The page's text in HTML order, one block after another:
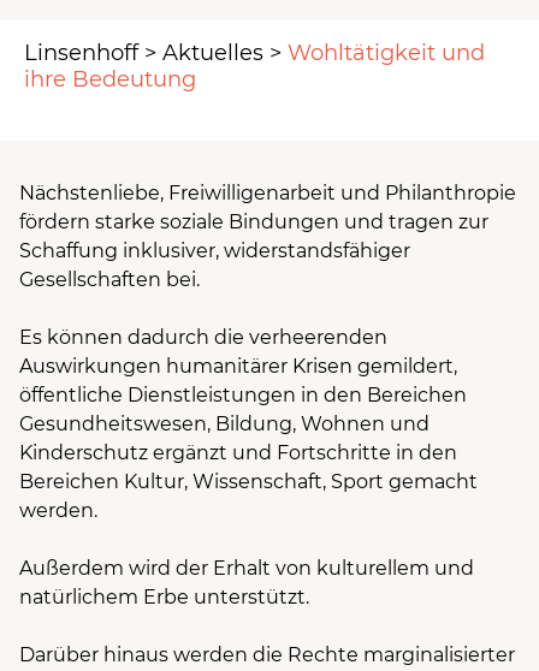
Linsenhoff> Aktuelles > Wohltätigkeit und
ihre Bedeutung
Nächstenliebe, Freiwilligenarbeit und Philanthropie
fördern starke soziale Bindungen und tragen zur
Schaffung inklusiver, widerstandsfähiger
Gesellschaften bei.
Es können dadurch die verheerenden
Auswirkungen humanitärer Krisen gemildert,
öffentliche Dienstleistungen in den Bereichen
Gesundheitswesen, Bildung, Wohnen und
Kinderschutz ergänzt und Fortschritte in den
Bereichen Kultur, Wissenschaft, Sport gemacht
werden.
Außerdem wird der Erhalt von kulturellem und
natürlichem Erbe unterstützt.
Darüber hinaus werden die Rechte marginalisierter